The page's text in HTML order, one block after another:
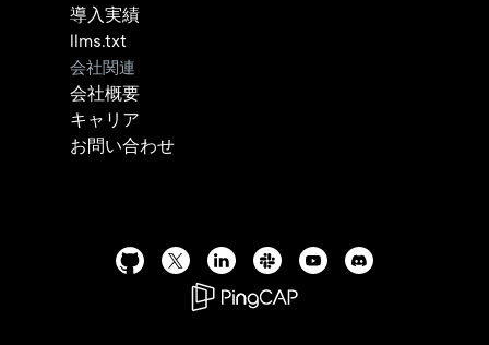
導入実績
llms.txt
会社関連
会社概要
キャリア
お問い合わせ